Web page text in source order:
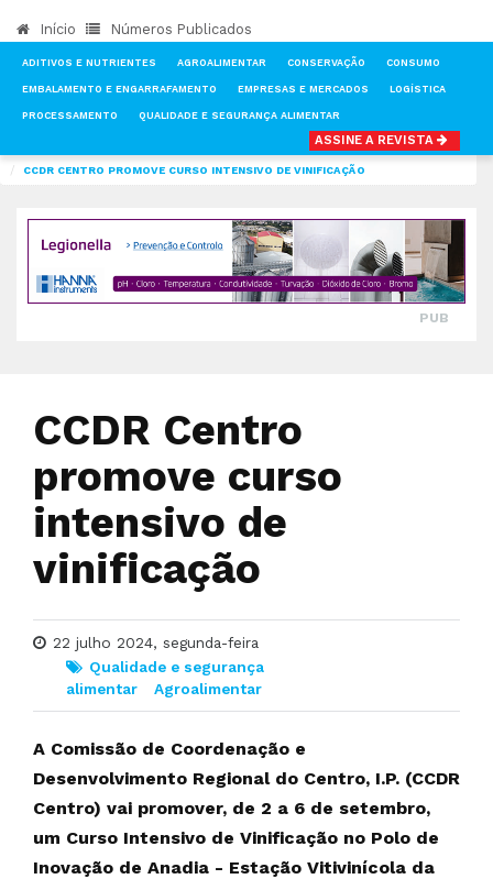
Início Números Publicados
ADITIVOS E NUTRIENTES AGROALIMENTAR CONSERVAÇÃO CONSUMO
EMBALAMENTO E ENGARRAFAMENTO EMPRESAS E MERCADOS LOGÍSTICA
PROCESSAMENTO QUALIDADE E SEGURANÇA ALIMENTAR
ASSINE A REVISTA
QUALIDADE E SEGURANÇA ALIMENTAR
CCDR CENTRO PROMOVE CURSO INTENSIVO DE VINIFICAÇÃO
PUB
CCDR Centro
promove curso
intensivo de
vinificação
22 julho 2024, segunda-feira
Qualidade e segurança
alimentar
Agroalimentar
A Comissão de Coordenação e
Desenvolvimento Regional do Centro, I.P. (CCDR
Centro) vai promover, de 2 a 6 de setembro,
um Curso Intensivo de Vinificação no Polo de
Inovação de Anadia - Estação Vitivinícola da